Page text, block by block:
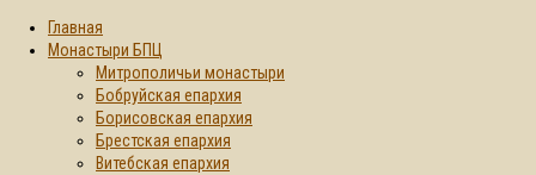
Главная
Монастыри БПЦ
Митрополичьи монастыри
Бобруйская епархия
Борисовская епархия
Брестская епархия
Витебская епархия